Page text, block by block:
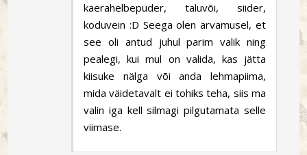
kaerahelbepuder, taluvõi, siider,
koduvein :D Seega olen arvamusel, et
see oli antud juhul parim valik ning
pealegi, kui mul on valida, kas jätta
kiisuke nälga või anda lehmapiima,
mida väidetavalt ei tohiks teha, siis ma
valin iga kell silmagi pilgutamata selle
viimase.